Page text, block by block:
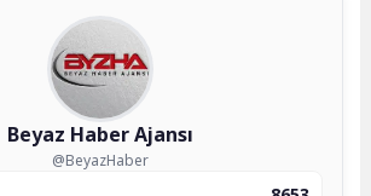
Beyaz Haber Ajansı
@BeyazHaber